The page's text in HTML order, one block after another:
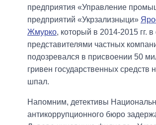
предприятия «Управление
предприятий «Укрзализныци»
Жмурко, который в 2014-2015 гг. в
представителями частных
подозревался в присвоении 50
гривен государственных средств
шпал.
Напомним, детективы
антикоррупционного бюро